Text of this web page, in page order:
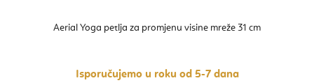
Aerial Yoga petlja za promjenu visine mreže 31 cm
Isporučujemo u roku od 5-7 dana